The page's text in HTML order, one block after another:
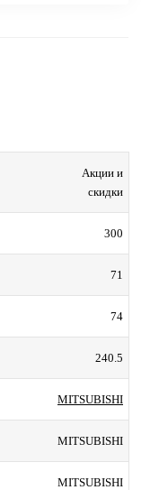
Акции и
скидки
300
71
74
240.5
MITSUBISHI
MITSUBISHI
MITSUBISHI